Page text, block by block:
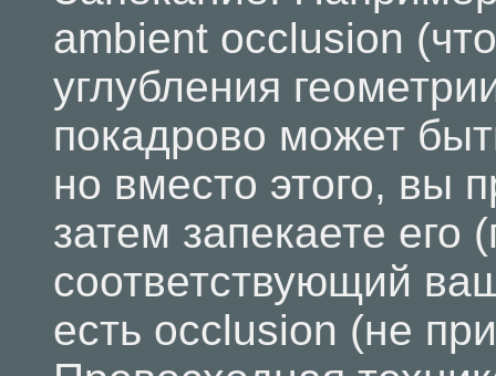
ambient occlusion
углубления
покадрово может
но вместо этого, вы
затем запекаете
соответствующий
есть occlusion (не